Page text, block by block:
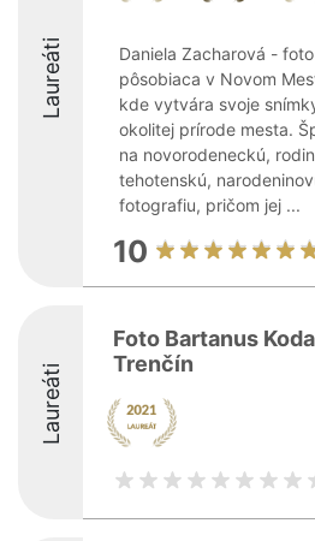
Laureáti
Daniela Zacharová -
pôsobiaca v Novom
kde vytvára svoje
okolitej prírode mesta.
na novorodeneckú,
tehotenskú,
fotografiu, pričom jej ...
10
Laureáti
Foto Bartanus
Trenčín